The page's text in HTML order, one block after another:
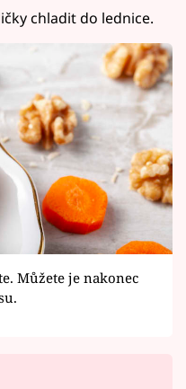
chladit do lednice.
Můžete je nakonec